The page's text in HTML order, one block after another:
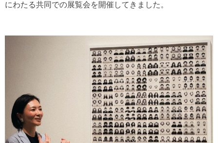
にわたる共同での展覧会を開催してきました。